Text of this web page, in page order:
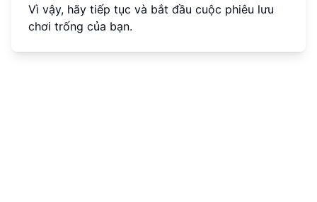
Vì vậy, hãy tiếp tục và bắt đầu cuộc phiêu lưu
chơi trống của bạn.